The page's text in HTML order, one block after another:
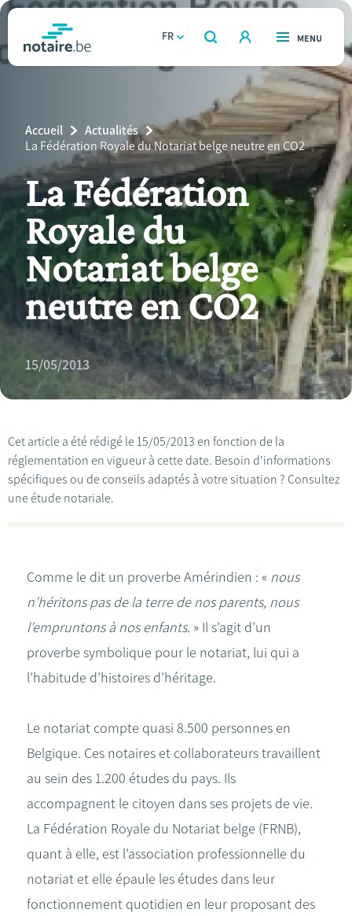
Aller
contenunotaire.behomepage
FR
OUVERT
RECHERCHER
OUVERT
MENU
Relations et vivre ensemble
Héritage et donations
Entreprendre
Le notaire
Calculateurs
TROUVER UN NOTAIRE
Breadcrumb
Accueil
Actualités
Current
Page:
La Fédération Royale du Notariat belge neutre en CO2
La Fédération
Royale du
Notariat belge
neutre en CO2
15/05/2013
Cet article a été rédigé le 15/05/2013 en fonction de la
réglementation en vigueur à cette date. Besoin d'informations
spécifiques ou de conseils adaptés à votre situation ? Consultez
une étude notariale.
Comme le dit un proverbe Amérindien : « nous
n’héritons pas de la terre de nos parents, nous
l’empruntons à nos enfants. » Il s’agit d’un
proverbe symbolique pour le notariat, lui qui a
l’habitude d’histoires d’héritage.
Le notariat compte quasi 8.500 personnes en
Belgique. Ces notaires et collaborateurs travaillent
au sein des 1.200 études du pays. Ils
accompagnent le citoyen dans ses projets de vie.
La Fédération Royale du Notariat belge (FRNB),
quant à elle, est l’association professionnelle du
notariat et elle épaule les études dans leur
fonctionnement quotidien en leur proposant des